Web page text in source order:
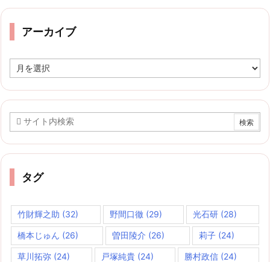
リ
アーカイブ
ー
イ
タグ
竹財輝之助 (32) 野間口徹(29) 光石研 (28)
橋本じゅん (26) 曽田陵介 (26) 莉子(24)
草川拓弥 (24) 戸塚純貴(24) 勝村政信 (24)